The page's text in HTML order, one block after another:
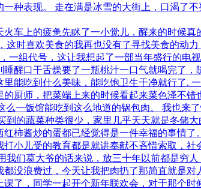
种表现。 走在满是冰雪的大街上，口渴了
车上的疲惫先眯了一小觉儿，醒来的时候
时喜欢美食的我再也没有了寻找美食的动
组代号，这让我想起了一部当年盛行的电
醒口干舌燥要了一瓶桃汁一口气就喝完了
能吃到什么美味，能吃饱卫生干净就行了.
厨师，把菜端上来的时候看起来菜色泽不
一饭馆能吃到这么地道的锅包肉。 我也来
的蔬菜种类很少，家里几乎天天就是冬储
柿酱炒的蛋都已经觉得是一件幸福的事情
小儿受的教育都是就讲奉献不吝惜索取，
们葛大爷的话来说，放三十年以前都是穷
没浪费过，今天让我把肉扔了那简直就是对
了，同学一起开个新年联欢会，对于那个